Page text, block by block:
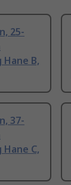
25-
B,
37-
C,